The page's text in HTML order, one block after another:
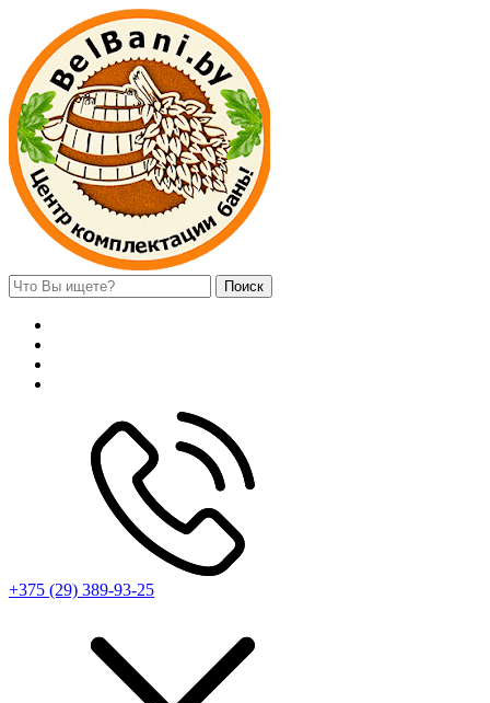
Поиск
+375 (29) 389-93-25